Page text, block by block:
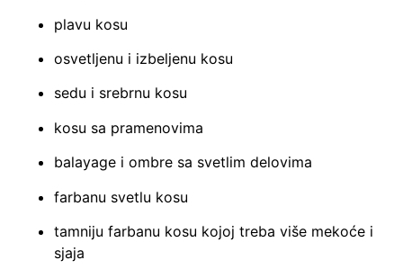
plavu kosu
osvetljenu i izbeljenu kosu
sedu i srebrnu kosu
kosu sa pramenovima
balayage i ombre sa svetlim delovima
farbanu svetlu kosu
tamniju farbanu kosu kojoj treba više mekoće i
sjaja